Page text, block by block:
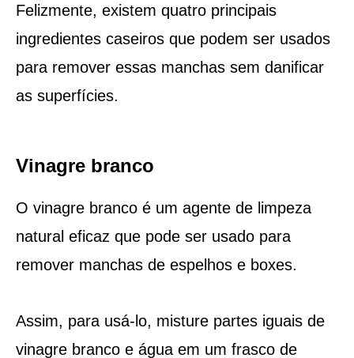
Felizmente, existem quatro principais
ingredientes caseiros que podem ser usados
para remover essas manchas sem danificar
as superfícies.
Vinagre branco
O vinagre branco é um agente de limpeza
natural eficaz que pode ser usado para
remover manchas de espelhos e boxes.
Assim, para usá-lo, misture partes iguais de
vinagre branco e água em um frasco de